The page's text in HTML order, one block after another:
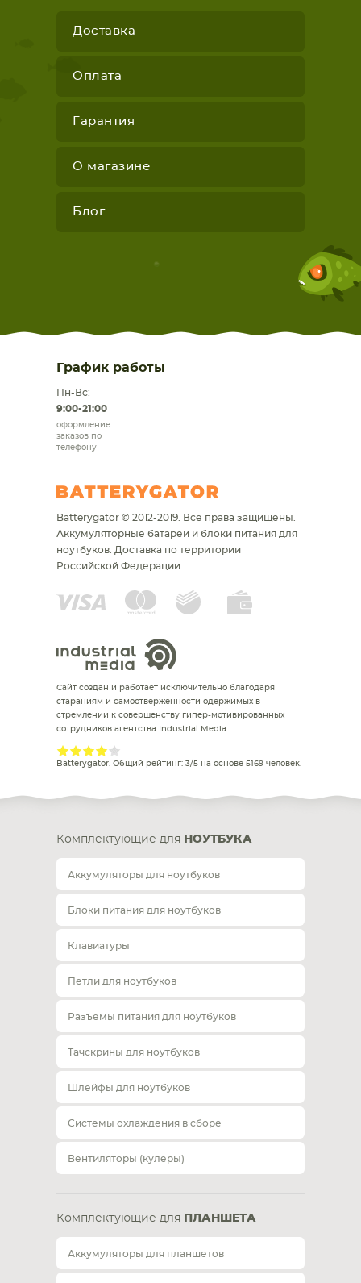
Доставка
Оплата
Гарантия
О магазине
Блог
График работы
Пн-Вс:
9:00-21:00
оформление
заказов по
телефону
Batterygator © 2012-2019. Все права защищены.
Аккумуляторные батареи и блоки питания для
ноутбуков. Доставка по территории
Российской Федерации
Сайт создан и работает исключительно благодаря
стараниям и самоотверженности одержимых в
стремлении к совершенству гипер-мотивированных
сотрудников агентства Industrial Media
Batterygator. Общий рейтинг: 3/5 на основе 5169 человек.
Комплектующие для НОУТБУКА
Аккумуляторы для ноутбуков
Блоки питания для ноутбуков
Клавиатуры
Петли для ноутбуков
Разъемы питания для ноутбуков
Тачскрины для ноутбуков
Шлейфы для ноутбуков
Системы охлаждения в сборе
Вентиляторы (кулеры)
Комплектующие для ПЛАНШЕТА
Аккумуляторы для планшетов